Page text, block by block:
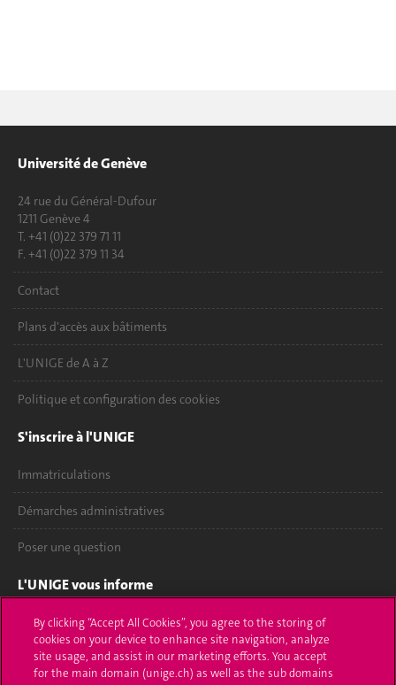
Université de Genève
24 rue du Général-Dufour
1211 Genève 4
T. +41 (0)22 379 71 11
F. +41 (0)22 379 11 34
Contact
Plans d'accès aux bâtiments
L'UNIGE de A à Z
Politique et configuration des cookies
S'inscrire à l'UNIGE
Immatriculations
Démarches administratives
Poser une question
L'UNIGE vous informe
UNIGE Mobile
Médias
By clicking “Accept All Cookies”, you agree to the storing of
cookies on your device to enhance site navigation, analyze
site usage, and assist in our marketing efforts. You accept
for the main domain (unige.ch) as well as the sub domains